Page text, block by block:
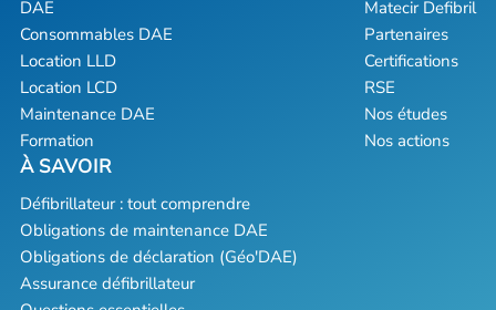
DAE
Consommables DAE
Location LLD
Location LCD
Maintenance DAE
Formation
Matecir Defibril
Partenaires
Certifications
RSE
Nos études
Nos actions
Défibrillateur : tout comprendre
Obligations de maintenance DAE
Obligations de déclaration (Géo'DAE)
Assurance défibrillateur